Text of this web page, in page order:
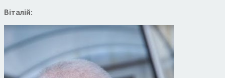
Віталій: